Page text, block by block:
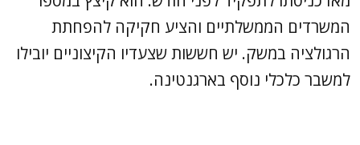
המשרדים הממשלתיים והציע חקיקה להפחתת
הרגולציה במשק. יש חששות שצעדיו הקיצוניים יובילו
למשבר כלכלי נוסף בארגנטינה.